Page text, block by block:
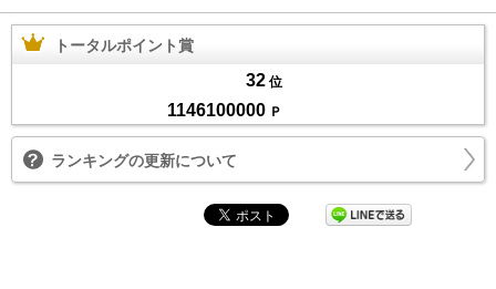
トータルポイント賞
32 位
1146100000 Ｐ
ランキングの更新について